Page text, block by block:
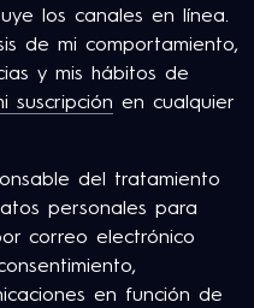
los canales en línea.
de mi comportamiento,
y mis hábitos de
suscripción en cualquier
del tratamiento
personales para
correo electrónico
en función de